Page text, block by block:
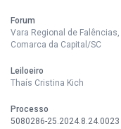
Forum
Vara Regional de
Comarca da Capital/SC
Leiloeiro
Thaís Cristina Kich
Processo
5080286-25.2024.8.24.0023